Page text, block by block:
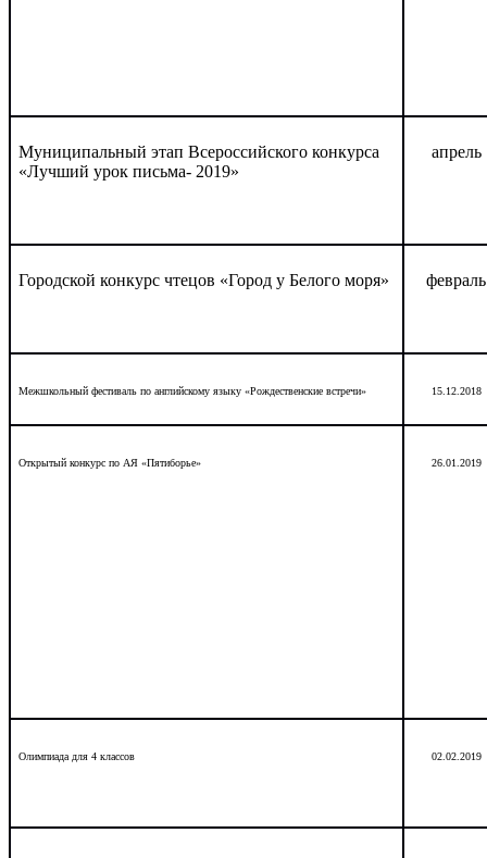
Муниципальный этап Всероссийского конкурса
«Лучший урок письма- 2019»
апрель
Городской конкурс чтецов «Город у Белого моря» февраль
Межшкольный фестиваль по английскому языку «Рождественские встречи» 15.12.2018
Открытый конкурс по АЯ «Пятиборье» 26.01.2019
Олимпиада для 4 классов 02.02.2019